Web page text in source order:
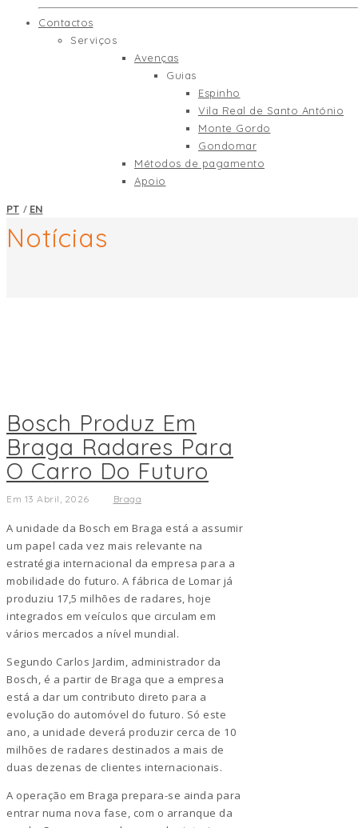
Contactos
Serviços
Avenças
Guias
Espinho
Vila Real de Santo António
Monte Gordo
Gondomar
Métodos de pagamento
Apoio
PT / EN
Notícias
Bosch Produz Em
Braga Radares Para
O Carro Do Futuro
Em 13 Abril, 2026 Braga
A unidade da Bosch em Braga está a assumir
um papel cada vez mais relevante na
estratégia internacional da empresa para a
mobilidade do futuro. A fábrica de Lomar já
produziu 17,5 milhões de radares, hoje
integrados em veículos que circulam em
vários mercados a nível mundial.
Segundo Carlos Jardim, administrador da
Bosch, é a partir de Braga que a empresa
está a dar um contributo direto para a
evolução do automóvel do futuro. Só este
ano, a unidade deverá produzir cerca de 10
milhões de radares destinados a mais de
duas dezenas de clientes internacionais.
A operação em Braga prepara-se ainda para
entrar numa nova fase, com o arranque da